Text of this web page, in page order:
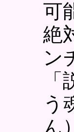
可
絶
ン
う
ん